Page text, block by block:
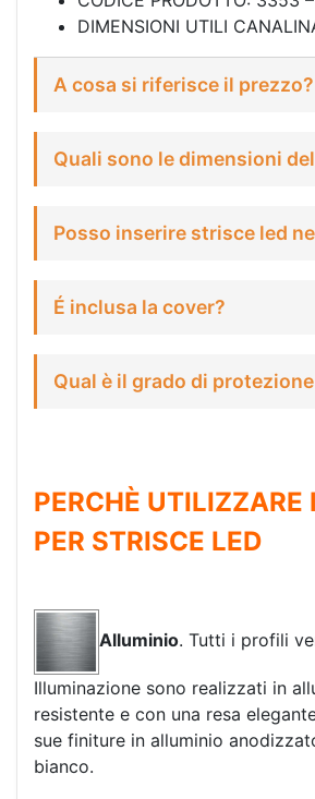
DIMENSIONI UTILI
A cosa si riferisce il prezzo?
Quali sono le dimensioni
Posso inserire strisce led
É inclusa la cover?
Qual è il grado di protezione
PERCHÈ UTILIZZARE
PER STRISCE LED
Alluminio. Tutti i profili
Illuminazione sono realizzati in
resistente e con una resa
sue finiture in alluminio
bianco.